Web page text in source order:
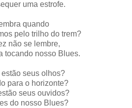
uma estrofe.
quando
pelo trilho do trem?
não se lembre,
tocando nosso Blues.
seus olhos?
para o horizonte?
seus ouvidos?
do nosso Blues?